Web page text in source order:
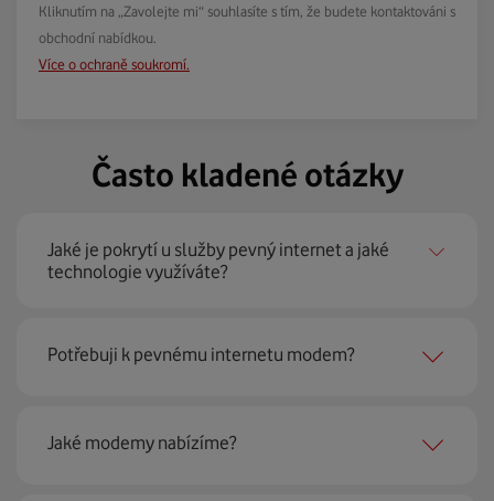
Kliknutím na „Zavolejte mi“ souhlasíte s tím, že budete kontaktováni s
obchodní nabídkou.
Více o ochraně soukromí.
Často kladené otázky
Jaké je pokrytí u služby pevný internet a jaké
technologie využíváte?
Pevný internet můžeme nabídnout
domácností
Potřebuji k pevnému internetu modem?
Ano, potřebujete. Rádi vám ho poskytneme na splátky. U
modemu od Vodafonu navíc garantujeme plnou
Jaké modemy nabízíme?